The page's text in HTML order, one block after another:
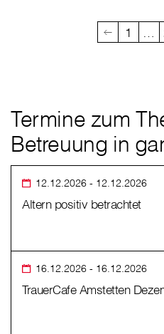
1 …
Termine zum
Betreuung in
12.12.2026 - 12.12.2026
Altern positiv betrachtet
16.12.2026 - 16.12.2026
TrauerCafe Amstetten